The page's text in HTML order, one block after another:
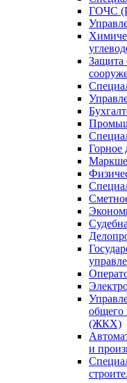
ГОЧС
Защита
Горное
общего
(ЖКХ)
и